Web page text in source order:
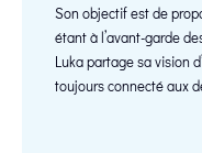
Son objectif est de
étant à l’avant-garde
Luka partage sa vision
toujours connecté aux